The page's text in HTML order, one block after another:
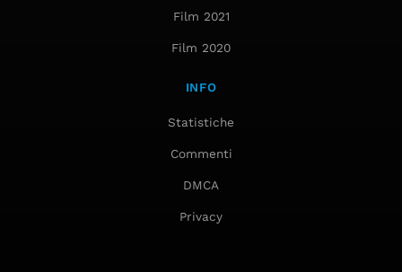
Film 2021
Film 2020
INFO
Statistiche
Commenti
DMCA
Privacy